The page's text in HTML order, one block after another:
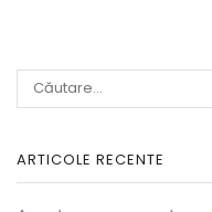
ARTICOLE RECENTE